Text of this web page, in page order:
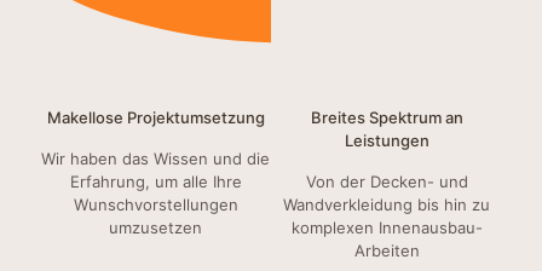
Makellose Projektumsetzung
Wir haben das Wissen und die
Erfahrung, um alle Ihre
Wunschvorstellungen
umzusetzen
Breites Spektrum an
Leistungen
Von der Decken- und
Wandverkleidung bis hin zu
komplexen Innenausbau-
Arbeiten